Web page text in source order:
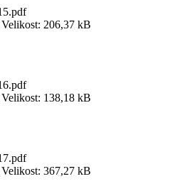
206,37 kB
138,18 kB
367,27 kB